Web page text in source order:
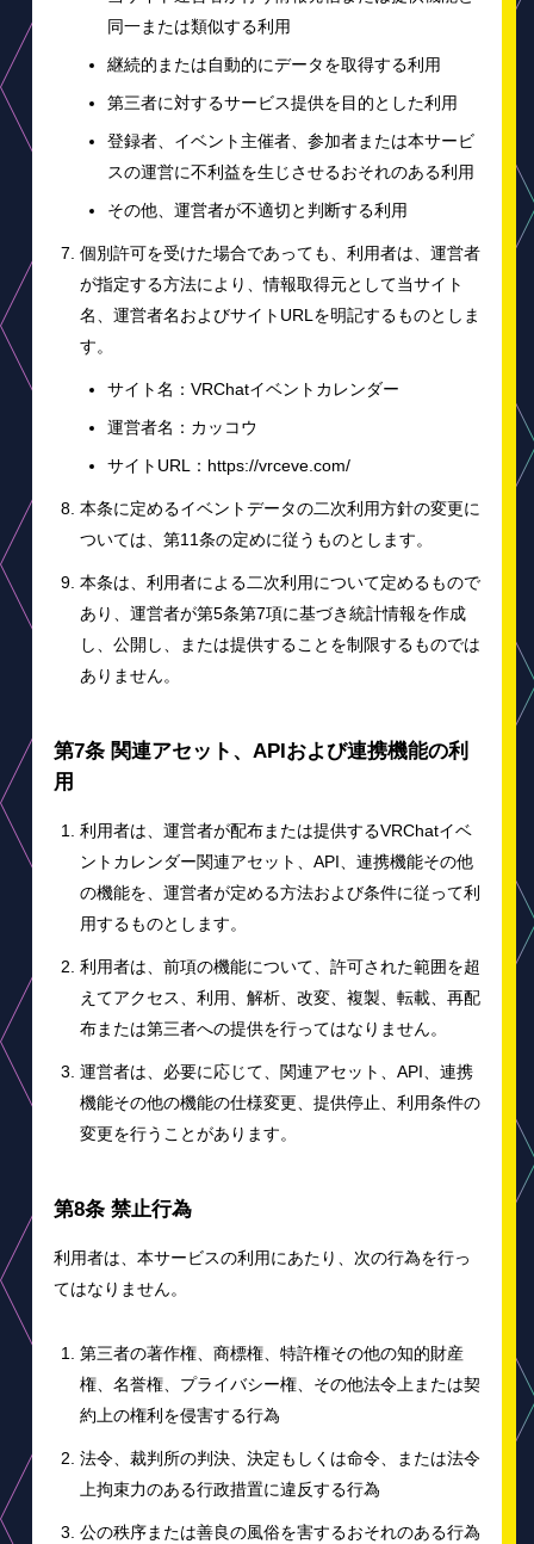
同一または類似する利用
継続的または自動的にデータを取得する利用
第三者に対するサービス提供を目的とした利用
登録者、イベント主催者、参加者または本サービ
スの運営に不利益を生じさせるおそれのある利用
その他、運営者が不適切と判断する利用
個別許可を受けた場合であっても、利用者は、運営者
が指定する方法により、情報取得元として当サイト
名、運営者名およびサイトURLを明記するものとしま
す。
サイト名：VRChatイベントカレンダー
運営者名：カッコウ
サイトURL：https://vrceve.com/
本条に定めるイベントデータの二次利用方針の変更に
ついては、第11条の定めに従うものとします。
本条は、利用者による二次利用について定めるもので
あり、運営者が第5条第7項に基づき統計情報を作成
し、公開し、または提供することを制限するものでは
ありません。
第7条 関連アセット、APIおよび連携機能の利
用
利用者は、運営者が配布または提供するVRChatイベ
ントカレンダー関連アセット、API、連携機能その他
の機能を、運営者が定める方法および条件に従って利
用するものとします。
利用者は、前項の機能について、許可された範囲を超
えてアクセス、利用、解析、改変、複製、転載、再配
布または第三者への提供を行ってはなりません。
運営者は、必要に応じて、関連アセット、API、連携
機能その他の機能の仕様変更、提供停止、利用条件の
変更を行うことがあります。
第8条 禁止行為
利用者は、本サービスの利用にあたり、次の行為を行っ
てはなりません。
第三者の著作権、商標権、特許権その他の知的財産
権、名誉権、プライバシー権、その他法令上または契
約上の権利を侵害する行為
法令、裁判所の判決、決定もしくは命令、または法令
上拘束力のある行政措置に違反する行為
公の秩序または善良の風俗を害するおそれのある行為